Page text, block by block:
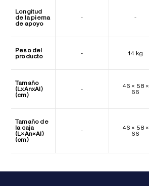
Longitud
de la pierna
de apoyo
- -
Peso del
producto
- 14 kg
Tamaño
(LxAnxAl)
(cm)
-
46 × 58 ×
66
Tamaño de
la caja
(L×An×Al)
(cm)
-
46 × 58 ×
66